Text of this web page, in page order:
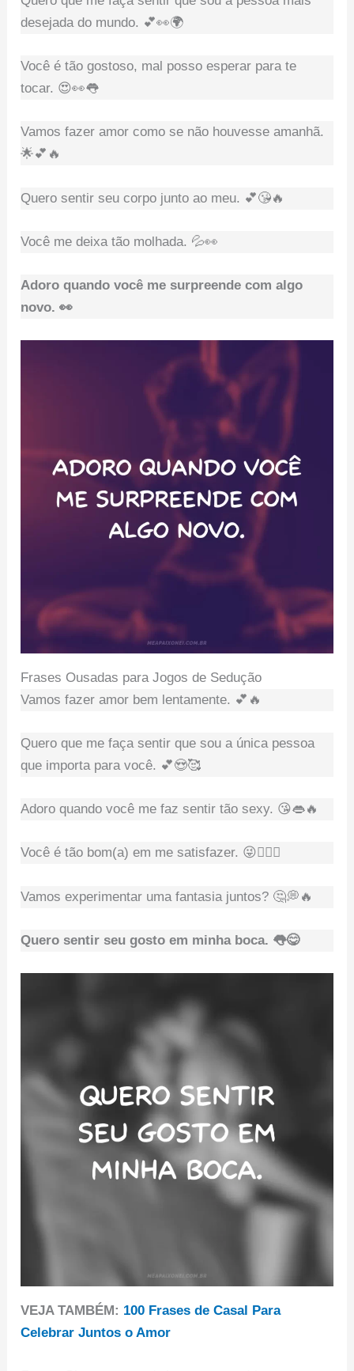
desejada do mundo. 💕👀🌍
Você é tão gostoso, mal posso esperar para te
tocar. 😍👀👅
Vamos fazer amor como se não houvesse amanhã.
🌟💕🔥
Quero sentir seu corpo junto ao meu. 💕😘🔥
Você me deixa tão molhada. 💦👀
Adoro quando você me surpreende com algo
novo. 👀
Frases Ousadas para Jogos de Sedução
Vamos fazer amor bem lentamente. 💕🔥
Quero que me faça sentir que sou a única pessoa
que importa para você. 💕😍🥰
Adoro quando você me faz sentir tão sexy. 😘👄🔥
Você é tão bom(a) em me satisfazer. 😜👌🏻💦
Vamos experimentar uma fantasia juntos? 🤔💭🔥
Quero sentir seu gosto em minha boca. 👅😋
VEJA TAMBÉM: 100 Frases de Casal Para
Celebrar Juntos o Amor